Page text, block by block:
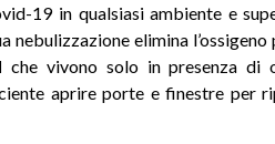
19 in qualsiasi ambiente e
nebulizzazione elimina
che vivono solo in presenza di
aprire porte e finestre per